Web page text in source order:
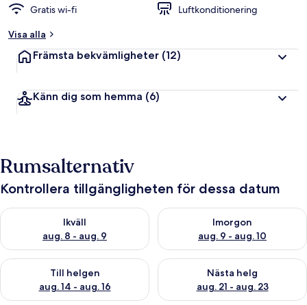
Gratis wi-fi
Luftkonditionering
Visa alla
Främsta bekvämligheter (12)
Känn dig som hemma (6)
Rumsalternativ
Kontrollera tillgängligheten för dessa datum
Ikväll
aug. 8 - aug. 9
Kontrollera tillgängligheten för ikväll aug. 8 - aug. 9
Imorgon
aug. 9 - aug. 10
Kontrollera tillgängligheten
Till helgen
aug. 14 - aug. 16
Kontrollera tillgängligheten för den här helgen aug. 14 - aug.
Nästa helg
aug. 21 - aug. 23
Kontrollera tillgängligheten